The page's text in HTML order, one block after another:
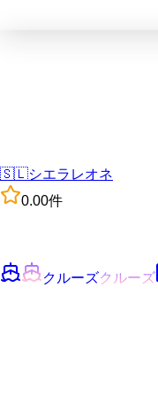
🇸🇱シエラレオネ
0.00件
クルーズクルーズ